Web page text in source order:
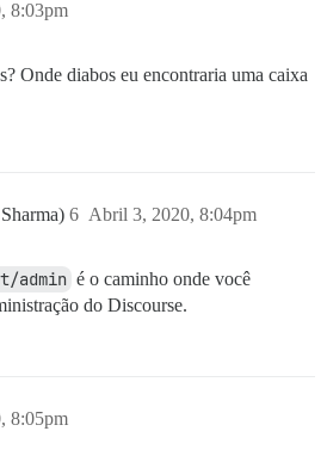
8:03pm
Onde diabos eu encontraria uma caixa
Abril 3, 2020, 8:04pm
6
admin é o caminho onde você
do Discourse.
8:05pm